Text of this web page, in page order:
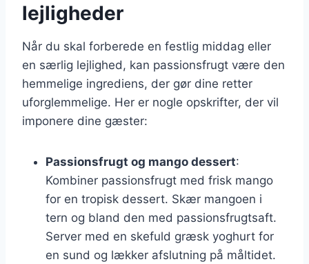
lejligheder
Når du skal forberede en festlig middag eller
en særlig lejlighed, kan passionsfrugt være den
hemmelige ingrediens, der gør dine retter
uforglemmelige. Her er nogle opskrifter, der vil
imponere dine gæster:
Passionsfrugt og mango dessert:
Kombiner passionsfrugt med frisk mango
for en tropisk dessert. Skær mangoen i
tern og bland den med passionsfrugtsaft.
Server med en skefuld græsk yoghurt for
en sund og lækker afslutning på måltidet.